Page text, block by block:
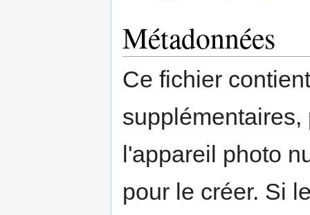
Métadonnées
Ce fichier
l'appareil photo
pour le créer. Si